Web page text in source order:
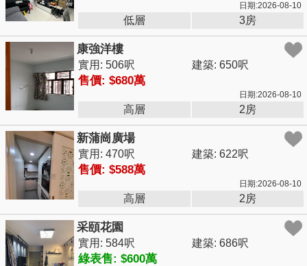
日期:2026-08-10
低層 3房
康強洋樓
實用: 506呎 建築: 650呎
售價: $680萬
日期:2026-08-10
高層 2房
新蒲崗廣場
實用: 470呎 建築: 622呎
售價: $588萬
日期:2026-08-10
高層 2房
采頤花園
實用: 584呎 建築: 686呎
綠表售: $600萬